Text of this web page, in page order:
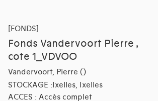
[FONDS]
Fonds Vandervoort Pierre ,
cote 1_VDVOO
Vandervoort, Pierre ()
STOCKAGE :Ixelles, Ixelles
ACCES : Accès complet